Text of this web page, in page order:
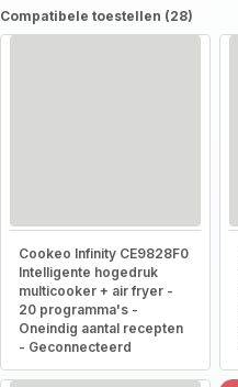
Compatibele toestellen (28)
Cookeo Infinity CE9828F0
Intelligente hogedruk
multicooker + air fryer -
20 programma's -
Oneindig aantal recepten
- Geconnecteerd